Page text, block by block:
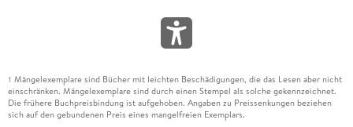
1 Mängelexemplare sind Bücher mit leichten Beschädigungen, die das Lesen aber nicht
einschränken. Mängelexemplare sind durch einen Stempel als solche gekennzeichnet.
Die frühere Buchpreisbindung ist aufgehoben. Angaben zu Preissenkungen beziehen
sich auf den gebundenen Preis eines mangelfreien Exemplars.